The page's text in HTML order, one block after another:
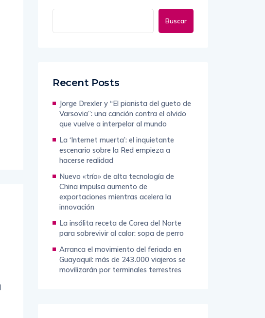
Buscar
Recent Posts
Jorge Drexler y “El pianista del gueto de
Varsovia”: una canción contra el olvido
que vuelve a interpelar al mundo
La ‘Internet muerta’: el inquietante
escenario sobre la Red empieza a
hacerse realidad
Nuevo «trío» de alta tecnología de
China impulsa aumento de
exportaciones mientras acelera la
innovación
La insólita receta de Corea del Norte
para sobrevivir al calor: sopa de perro
Arranca el movimiento del feriado en
Guayaquil: más de 243.000 viajeros se
movilizarán por terminales terrestres